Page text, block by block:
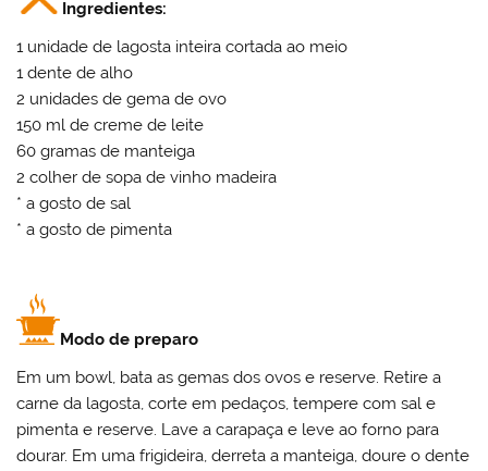
Ingredientes:
1 unidade de lagosta inteira cortada ao meio
1 dente de alho
2 unidades de gema de ovo
150 ml de creme de leite
60 gramas de manteiga
2 colher de sopa de vinho madeira
* a gosto de sal
* a gosto de pimenta
Modo de preparo
Em um bowl, bata as gemas dos ovos e reserve. Retire a
carne da lagosta, corte em pedaços, tempere com sal e
pimenta e reserve. Lave a carapaça e leve ao forno para
dourar. Em uma frigideira, derreta a manteiga, doure o dente